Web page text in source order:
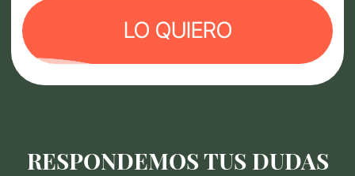
RESPONDEMOS TUS DUDAS